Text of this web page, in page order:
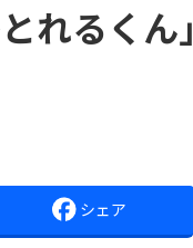
れるく
シェア